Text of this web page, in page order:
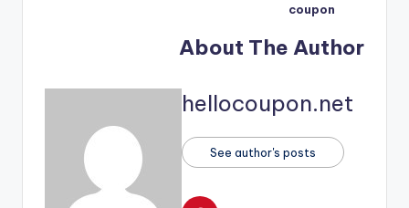
coupon
About The Author
hellocoupon.net
See author's posts